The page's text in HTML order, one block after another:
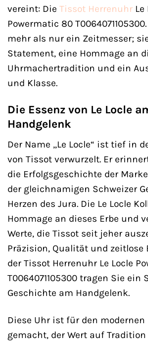
vereint: Die Tissot Herrenuhr Le
Powermatic 80
mehr als nur ein Zeitmesser;
Statement, eine Hommage an
Uhrmachertradition und ein
und Klasse.
Die Essenz von Le Locle
Handgelenk
Der Name „Le Locle“ ist tief in
von Tissot verwurzelt. Er
die Erfolgsgeschichte der
der gleichnamigen Schweizer
Herzen des Jura. Die Le Locle
Hommage an dieses Erbe und
Werte, die Tissot seit jeher
Präzision, Qualität und zeitlose
der Tissot Herrenuhr Le Locle
T0064071105300 tragen Sie ein
Geschichte am Handgelenk.
Diese Uhr ist für den modernen
gemacht, der Wert auf